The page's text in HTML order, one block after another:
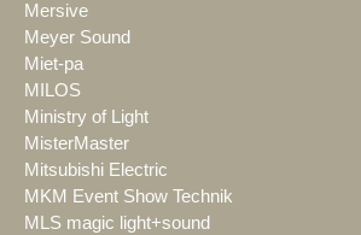
Mersive
Meyer Sound
Miet-pa
MILOS
Ministry of Light
MisterMaster
Mitsubishi Electric
MKM Event Show Technik
MLS magic light+sound